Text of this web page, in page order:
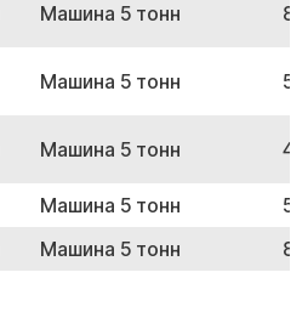
Машина 5 тонн
Машина 5 тонн
Машина 5 тонн
Машина 5 тонн
Машина 5 тонн